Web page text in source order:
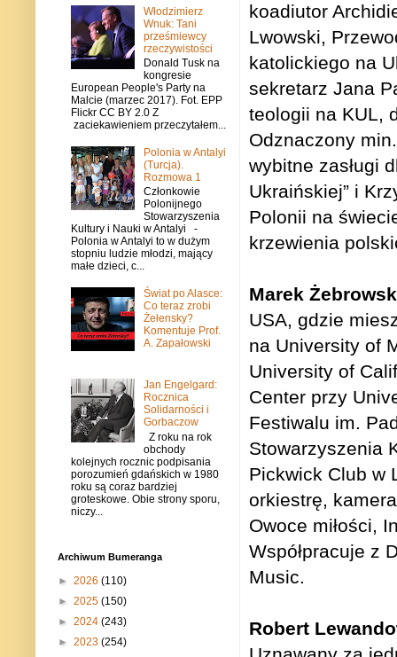
koadiutor
Lwowski,
katolickiego na
sekretarz Jana
teologii na KUL,
Odznaczony
wybitne zasługi
Ukraińskiej” i
Polonii na
krzewienia
Marek
USA, gdzie
na University of
University of
Center przy
Festiwalu im.
Stowarzyszenia
Pickwick Club w
orkiestrę,
Owoce miłości,
Współpracuje z
Music.
Robert
Włodzimierz
Wnuk: Tani
prześmiewcy
rzeczywistości
Donald Tusk na
kongresie
European People's Party na
Malcie (marzec 2017). Fot. EPP
Flickr CC BY 2.0 Z
zaciekawieniem przeczytałem...
Polonia w Antalyi
(Turcja).
Rozmowa 1
Członkowie
Polonijnego
Stowarzyszenia
Kultury i Nauki w Antalyi -
Polonia w Antalyi to w dużym
stopniu ludzie młodzi, mający
małe dzieci, c...
Świat po Alasce:
Co teraz zrobi
Żełensky?
Komentuje Prof.
A. Zapałowski
Jan Engelgard:
Rocznica
Solidarności i
Gorbaczow
Z roku na rok
obchody
kolejnych rocznic podpisania
porozumień gdańskich w 1980
roku są coraz bardziej
groteskowe. Obie strony sporu,
niczy...
Archiwum Bumeranga
► 2026 (110)
► 2025 (150)
► 2024 (243)
► 2023 (254)